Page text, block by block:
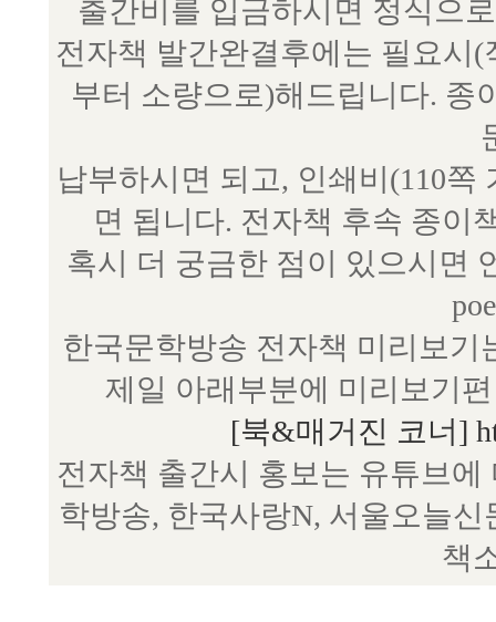
출간비를 입금하시면 정식으
전자책 발간완결후에는 필요시
부터 소량으로)해드립니다. 종
납부하시면 되고, 인쇄비(110
면 됩니다. 전자책 후속 종이
혹시 더 궁금한 점이 있으시면
한국문학방송 전자책 미리보
제일 아래부분에 미리보기
[북&매거진 코너]
전자책 출간시 홍보는 유튜브
학방송, 한국사랑N, 서울오늘
책